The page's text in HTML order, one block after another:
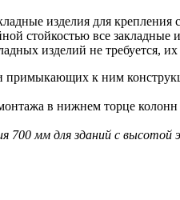
изделия для
стойкостью все закладные
изделий не
к ним
в нижнем торце колонн
700 мм для зданий с